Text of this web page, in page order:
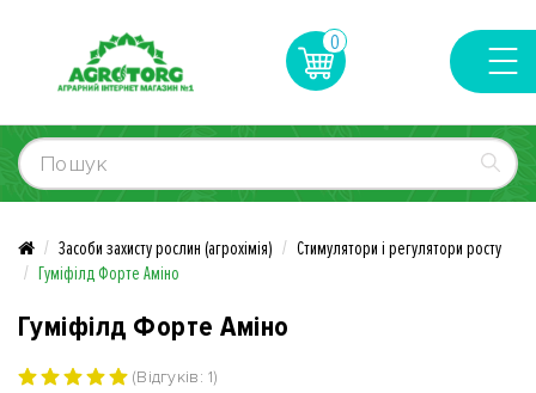
0
Засоби захисту рослин (агрохімія)
Стимулятори і регулятори росту
Гуміфілд Форте Аміно
Гуміфілд Форте Аміно
(Відгуків: 1)